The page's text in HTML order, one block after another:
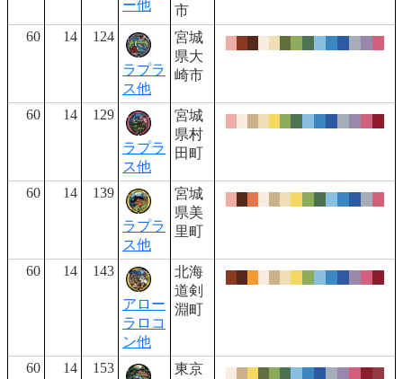
ー他
市
60
14 124
ラプラ
ス他
宮城
県大
崎市
60 14 129
ラプラ
ス他
宮城
県村
田町
60 14 139
ラプラ
ス他
宮城
県美
里町
60 14 143
アロー
ラロコ
ン他
北海
道剣
淵町
60 14 153
東京